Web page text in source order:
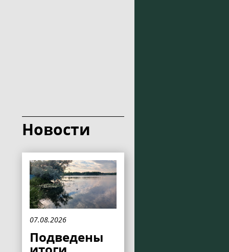
Новости
07.08.2026
Подведены